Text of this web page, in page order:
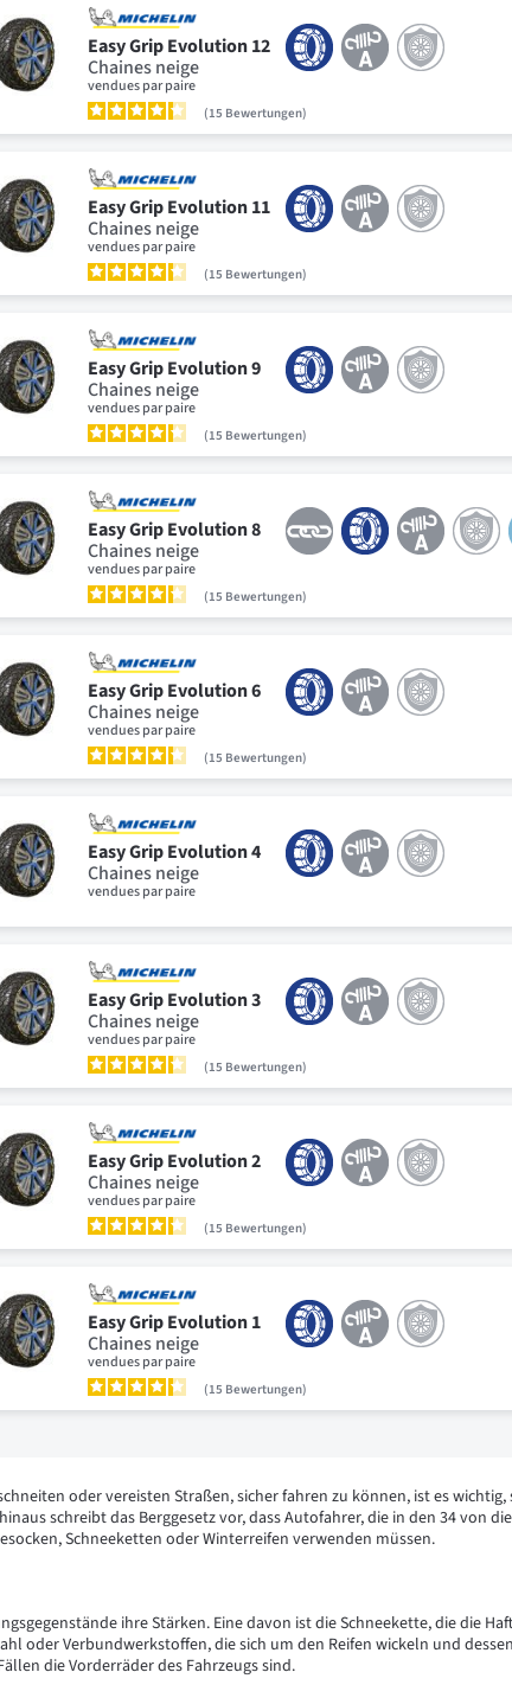
Easy Grip Evolution 12
Chaines neige
vendues par paire
15 Bewertungen
Easy Grip Evolution 11
Chaines neige
vendues par paire
15 Bewertungen
Easy Grip Evolution 9
Chaines neige
vendues par paire
15 Bewertungen
Easy Grip Evolution 8
Chaines neige
vendues par paire
15 Bewertungen
Easy Grip Evolution 6
Chaines neige
vendues par paire
15 Bewertungen
Easy Grip Evolution 4
Chaines neige
vendues par paire
Easy Grip Evolution 3
Chaines neige
vendues par paire
15 Bewertungen
Easy Grip Evolution 2
Chaines neige
vendues par paire
15 Bewertungen
Easy Grip Evolution 1
Chaines neige
vendues par paire
15 Bewertungen
oder vereisten Straßen, sicher fahren zu können, ist es
schreibt das Berggesetz vor, dass Autofahrer, die in den 34 von
Schneeketten oder Winterreifen verwenden müssen.
ihre Stärken. Eine davon ist die Schneekette, die die
oder Verbundwerkstoffen, die sich um den Reifen wickeln und
die Vorderräder des Fahrzeugs sind.